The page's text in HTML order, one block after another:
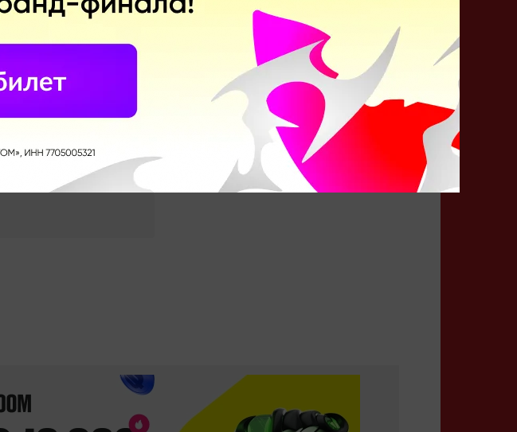
Поделитесь c миром
своим ответом